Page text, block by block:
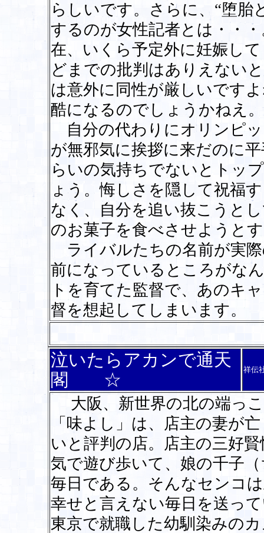
らしいです。さらに、“堕胎
するのが女性記者とは・・
在、いくら予定外に妊娠し
どまでの批判はありえない
は意外に同性が厳しいです
酷になるのでしょうかねえ。
自分の代わりにオリンピ
が無邪気に挨拶に来だのに
らいの気持ちでないとトッ
ょう。悔しさを隠して祝福
なく、自分を追い抜こうと
のお菓子を食べさせようと
ライバルたちの名前が実
前になっているところがな
トを育てた監督で、あのキ
督を想起してしまいます。
泣いたらアカンで通天
閣 ☆
祥伝
大阪、新世界の北の端っ
「味よし」は、店主の妻が
いと評判の店。店主の三好
気で遊び歩いて、娘の千子
毎日である。そんなセンコ
幸せと言えない毎日を送っ
東京で就職した幼馴染みの